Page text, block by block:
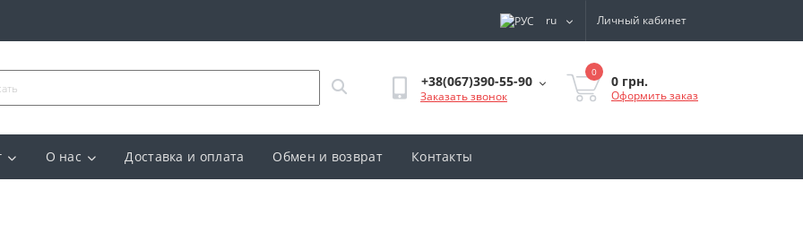
ru Личный кабинет
+38(067)390-55-90
Заказать звонок
0
0 грн.
Оформить заказ
О нас Доставка и оплата Обмен и возврат Контакты